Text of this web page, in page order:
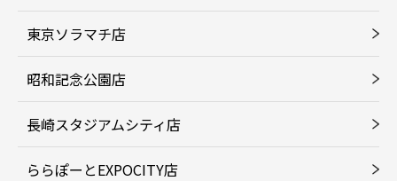
東京ソラマチ店
昭和記念公園店
長崎スタジアムシティ店
ららぽーとEXPOCITY店